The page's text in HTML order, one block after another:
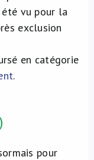
vu pour la
exclusion
en catégorie
.
)
pour